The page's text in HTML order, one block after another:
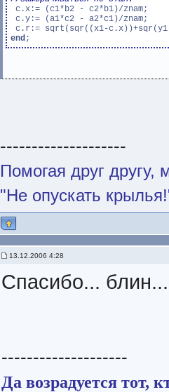
c.x:= (c1*b2 - c2*b1)/znam;
c.y:= (a1*c2 - a2*c1)/znam;
end
--------------------
Помогая друг
"Не опускать
13.12.2006 4:28
Спасибо...
--------------------
Да возрадуется тот,